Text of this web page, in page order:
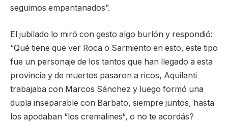
seguimos empantanados”.
El jubilado lo miró con gesto algo burlón y respondió:
“Qué tiene que ver Roca o Sarmiento en esto, este tipo
fue un personaje de los tantos que han llegado a esta
provincia y de muertos pasaron a ricos, Aquilanti
trabajaba con Marcos Sánchez y luego formó una
dupla inseparable con Barbato, siempre juntos, hasta
los apodaban “los cremalines“, o no te acordás?